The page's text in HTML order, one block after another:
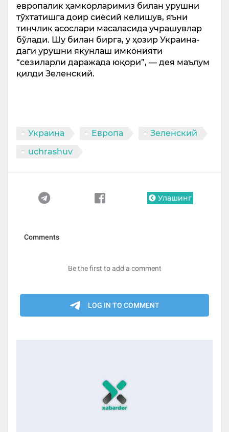
европалик ҳамкорларимиз билан урушни
тўхтатишга доир сиёсий келишув, яъни
тинчлик асослари масаласида учрашувлар
бўлади. Шу билан бирга, у ҳозир Украина­
даги урушни якунлаш имконияти
“сезиларли даражада юқори”, — дея маълум
қилди Зеленский.
Украина Европа
Зеленский
uchrashuv
Улашинг